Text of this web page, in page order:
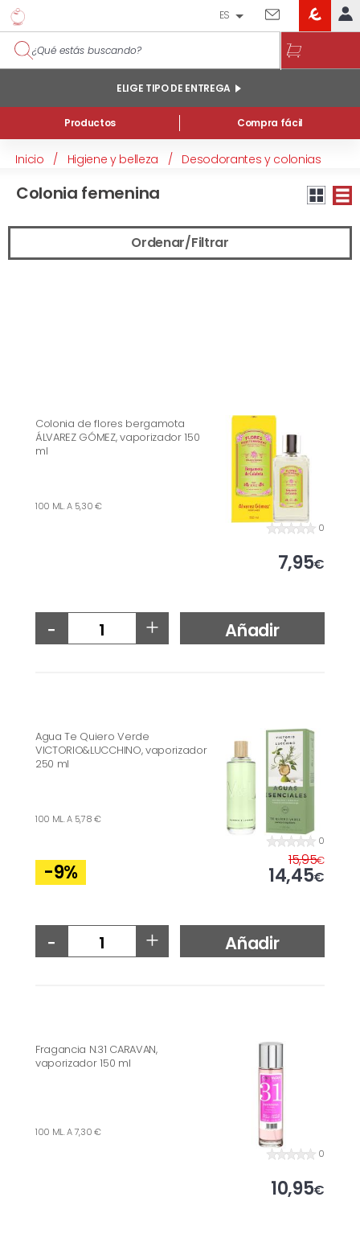
MI CUENTA
Pedidos online
Mis productos comprados en tienda y online
ES
CLUB
Productos
ELIGE TIPO DE ENTREGA
Compra fácil
Inicio / Higiene y belleza / Desodorantes y colonias
Colonia femenina
Ordenar/Filtrar
Colonia de flores bergamota
ÁLVAREZ GÓMEZ, vaporizador 150
ml
0
100 ML. A 5,30 €
7,95€
- + Añadir
Agua Te Quiero Verde
VICTORIO&LUCCHINO, vaporizador
250 ml
0
100 ML. A 5,78 €
-9%
15,95€
14,45€
- + Añadir
Fragancia N.31 CARAVAN,
vaporizador 150 ml
0
100 ML. A 7,30 €
10,95€